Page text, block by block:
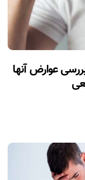
بررسی عوارض آنها